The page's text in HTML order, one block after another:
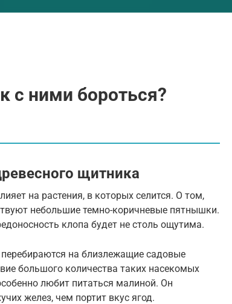
с ними бороться?
щитника
на растения, в которых селится. О том,
небольшие темно-коричневые пятнышки.
клопа будет не столь ощутима.
на близлежащие садовые
большого количества таких насекомых
любит питаться малиной. Он
желез, чем портит вкус ягод.